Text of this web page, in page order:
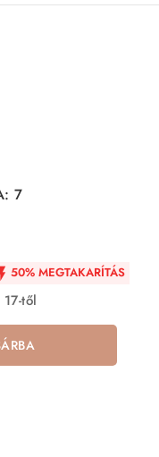
7
50% MEGTAKARÍTÁS
től